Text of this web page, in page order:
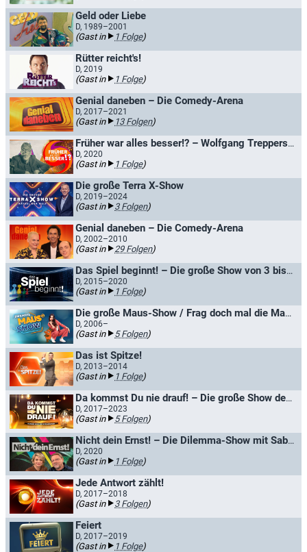
Geld oder Liebe
D, 1989–2001
(Gast in 1 Folge)
Rütter reicht's!
D, 2019
(Gast in 1 Folge)
Genial daneben – Die Comedy-Arena
D, 2017–2021
(Gast in 13 Folgen)
Früher war alles besser!? – Wolfgang Treppers Zeitreise
D, 2020
(Gast in 1 Folge)
Die große Terra X-Show
D, 2019–2024
(Gast in 3 Folgen)
Genial daneben – Die Comedy-Arena
D, 2002–2010
(Gast in 29 Folgen)
Das Spiel beginnt! – Die große Show von 3 bis 99
D, 2015–2020
(Gast in 1 Folge)
Die große Maus-Show / Frag doch mal die Maus
D, 2006–
(Gast in 5 Folgen)
Das ist Spitze!
D, 2013–2014
(Gast in 1 Folge)
Da kommst Du nie drauf! – Die große Show der schrägen Fragen
D, 2017–2023
(Gast in 5 Folgen)
Nicht dein Ernst! – Die Dilemma-Show mit Sabine Heinrich und Jürgen von der Lippe
D, 2020
(Gast in 1 Folge)
Jede Antwort zählt!
D, 2017–2018
(Gast in 3 Folgen)
Feiert
D, 2017–2019
(Gast in 1 Folge)